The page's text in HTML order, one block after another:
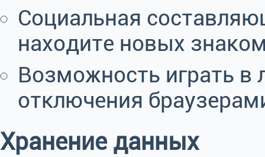
Социальная
находите новых
Возможность играть
отключения
Хранение данных